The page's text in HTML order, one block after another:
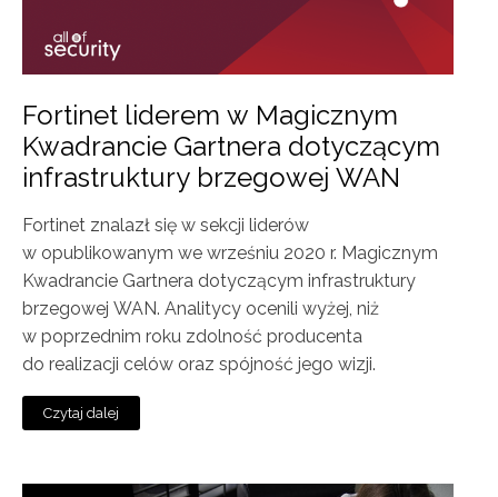
Fortinet liderem w Magicznym
Kwadrancie Gartnera dotyczącym
infrastruktury brzegowej WAN
Fortinet znalazł się w sekcji liderów
w opublikowanym we wrześniu 2020 r. Magicznym
Kwadrancie Gartnera dotyczącym infrastruktury
brzegowej WAN. Analitycy ocenili wyżej, niż
w poprzednim roku zdolność producenta
do realizacji celów oraz spójność jego wizji.
Czytaj dalej